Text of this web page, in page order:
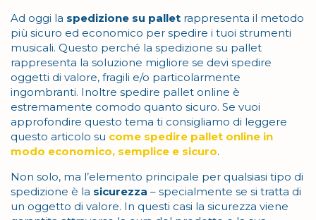
Ad oggi la spedizione su pallet rappresenta il metodo
più sicuro ed economico per spedire i tuoi strumenti
musicali. Questo perché la spedizione su pallet
rappresenta la soluzione migliore se devi spedire
oggetti di valore, fragili e/o particolarmente
ingombranti. Inoltre spedire pallet online è
estremamente comodo quanto sicuro. Se vuoi
approfondire questo tema ti consigliamo di leggere
questo articolo su come spedire pallet online in
modo economico, semplice e sicuro.
Non solo, ma l’elemento principale per qualsiasi tipo di
spedizione è la sicurezza – specialmente se si tratta di
un oggetto di valore. In questi casi la sicurezza viene